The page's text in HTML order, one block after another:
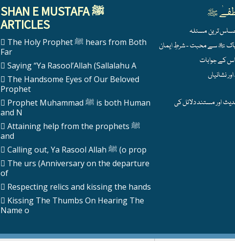
SHAN E MUSTAFA ﷺ
ARTICLES
The Holy Prophet ﷺ hears from Both
Far
Saying “Ya Rasool’Allah (Sallalahu A
The Handsome Eyes of Our Beloved
Prophet
Prophet Muhammad ﷺ is both Human
and N
Attaining help from the prophets ﷺ
and
Calling out, Ya Rasool Allah ﷺ (o prop
The urs (Anniversary on the departure
of
Respecting relics and kissing the hands
Kissing The Thumbs On Hearing The
Name o
ﷺ
اور مستند دلائل کی